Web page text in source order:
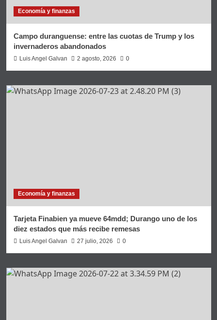
Economía y finanzas
Campo duranguense: entre las cuotas de Trump y los
invernaderos abandonados
Luis Angel Galvan 2 agosto, 2026 0
Economía y finanzas
Tarjeta Finabien ya mueve 64mdd; Durango uno de los
diez estados que más recibe remesas
Luis Angel Galvan 27 julio, 2026 0